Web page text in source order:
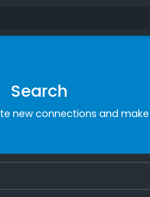
Search
new connections and